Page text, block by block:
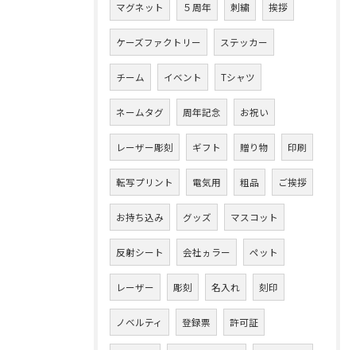
マグネット ５周年 刺繍 挨拶
ケーズファクトリー ステッカー
チーム イベント Tシャツ
ネームタグ 周年記念 お祝い
レーザー彫刻 ギフト 贈り物 印刷
転写プリント 電気用 粗品 ご挨拶
お持ち込み グッズ マスコット
反射シート 会社ヵラー ペット
レーザー 彫刻 名入れ 刻印
ノベルティ 登録票 許可証